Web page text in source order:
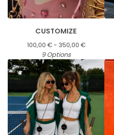
CUSTOMIZE
100,00 €- 350,00 €
9 Options